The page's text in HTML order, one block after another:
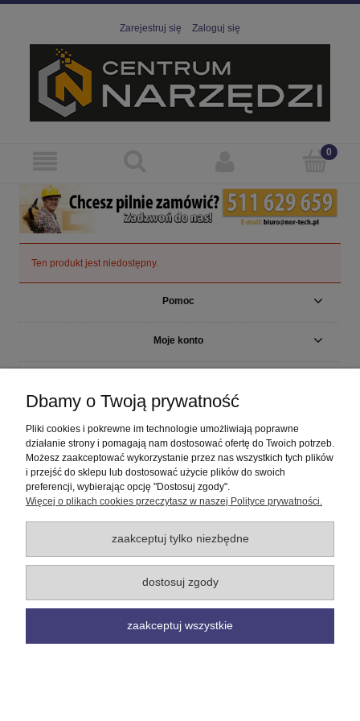
Zarejestruj się Zaloguj się
Ten produkt jest niedostępny.
Pomoc
Moje konto
O nas
pokaż pełną wersję strony
Sklep internetowy Shoper Premium
Dbamy o Twoją prywatność
Pliki cookies i pokrewne im technologie umożliwiają poprawne
działanie strony i pomagają nam dostosować ofertę do Twoich potrzeb.
Możesz zaakceptować wykorzystanie przez nas wszystkich tych plików
i przejść do sklepu lub dostosować użycie plików do swoich
preferencji, wybierając opcję "Dostosuj zgody".
Więcej o plikach cookies przeczytasz w naszej Polityce prywatności.
zaakceptuj tylko niezbędne
dostosuj zgody
zaakceptuj wszystkie